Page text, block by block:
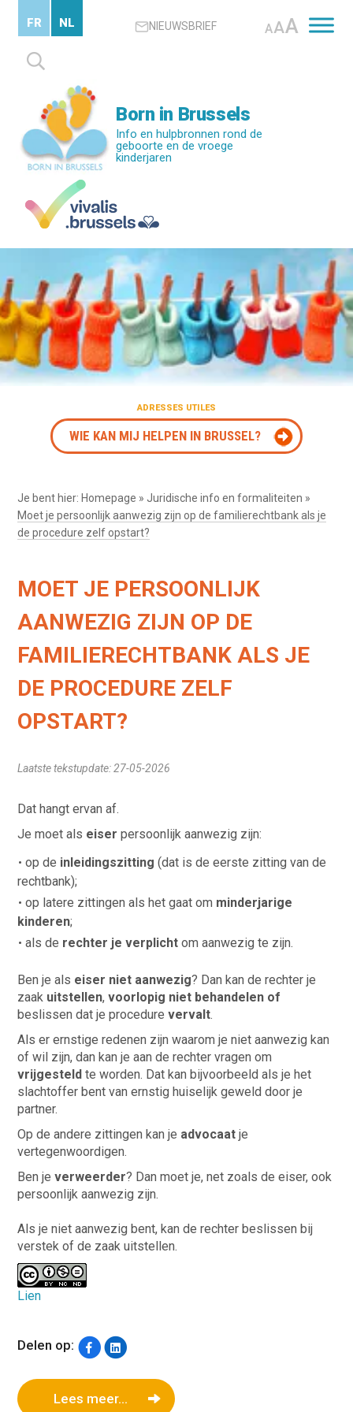
content
NIEUWSBRIEF AAA
Zoeken
naar:
FR NL
Born in Brussels
Info en hulpbronnen rond de
geboorte en de vroege
kinderjaren
ADRESSES UTILES
WIE KAN MIJ HELPEN IN BRUSSEL?
Je bent hier: Homepage » Juridische info en formaliteiten »
Moet je persoonlijk aanwezig zijn op de familierechtbank als je
de procedure zelf opstart?
MOET JE PERSOONLIJK
AANWEZIG ZIJN OP DE
FAMILIERECHTBANK ALS JE
DE PROCEDURE ZELF
OPSTART?
Laatste tekstupdate: 27-05-2026
Dat hangt ervan af.
Je moet als eiserpersoonlijk aanwezig zijn:
op de inleidingszitting (dat is de eerste zitting van de
rechtbank);
op latere zittingen als het gaat om minderjarige
kinderen;
als de rechter je verplicht om aanwezig te zijn.
Ben je als eiser niet aanwezig? Dan kan de rechter je
zaak uitstellen,voorlopig niet behandelen of
beslissen dat je procedurevervalt.
Als er ernstige redenen zijn waarom je niet aanwezig kan
of wil zijn, dan kan je aan de rechter vragen om
vrijgesteld te worden. Dat kan bijvoorbeeld als je het
slachtoffer bent van ernstig huiselijk geweld door je
partner.
Op de andere zittingen kan je advocaat je
vertegenwoordigen.
Ben jeverweerder? Dan moet je, net zoals de eiser, ook
persoonlijk aanwezig zijn.
Als je niet aanwezig bent, kan de rechter beslissen bij
verstek of de zaak uitstellen.
Lien
Delen op:
Lees meer...